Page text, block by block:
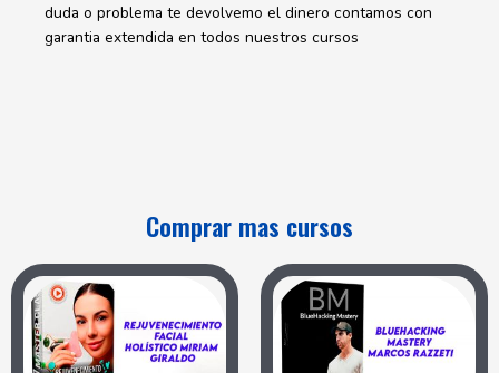
duda o problema te devolvemo el dinero contamos con
garantia extendida en todos nuestros cursos
Comprar mas cursos